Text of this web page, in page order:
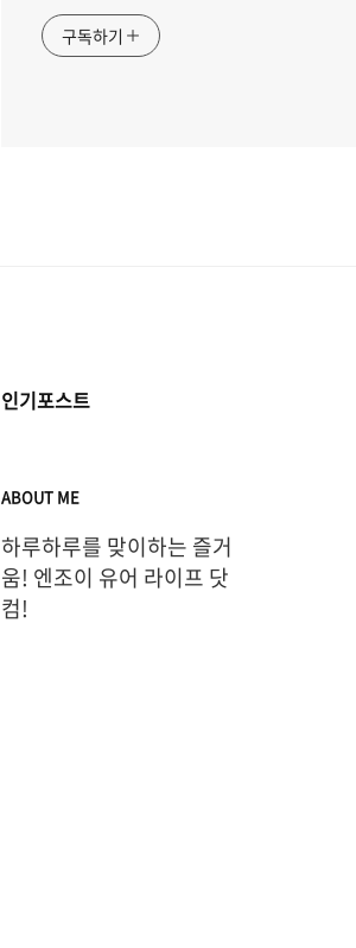
구독하기
인기포스트
ABOUT ME
하루하루를 맞이하는 즐거
움! 엔조이 유어 라이프 닷
컴!